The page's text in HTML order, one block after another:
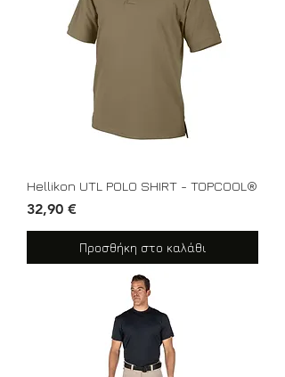
Hellikon UTL POLO SHIRT - TOPCOOL®
Τιμή
32,90 €
Προσθήκη στο καλάθι